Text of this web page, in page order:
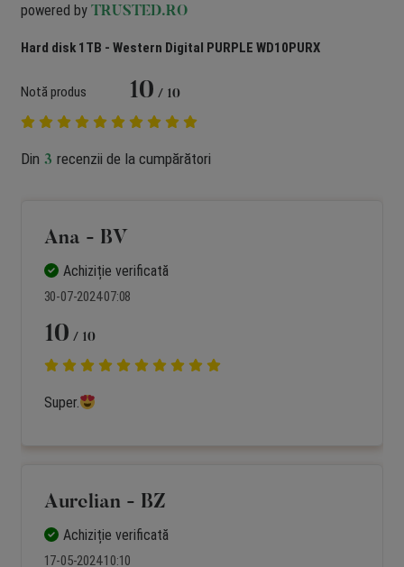
powered by TRUSTED.RO
Hard disk 1TB - Western Digital PURPLE WD10PURX
Notă produs 10 / 10
Din 3 recenzii de la cumpărători
Ana - BV
Achiziție verificată
30-07-2024 07:08
10 / 10
Super.
Aurelian - BZ
Achiziție verificată
17-05-2024 10:10